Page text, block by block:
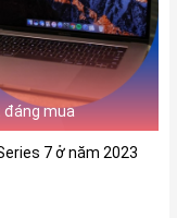
đáng mua
7 ở năm 2023